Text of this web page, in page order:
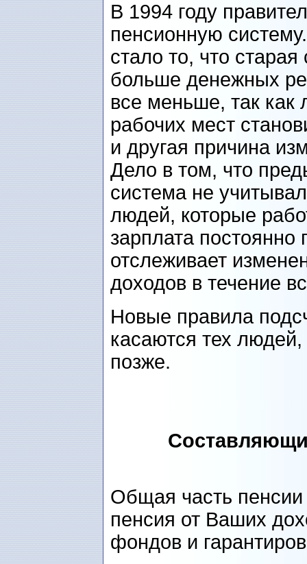
В 1994 году
пенсионную
стало то, что
больше денежных
все меньше, так
рабочих мест
и другая причина
Дело в том, что
система не
людей, которые
зарплата
отслеживает
доходов в течение
Новые правила
касаются тех
позже.
Общая часть пенсии
пенсия от Ваших
фондов и